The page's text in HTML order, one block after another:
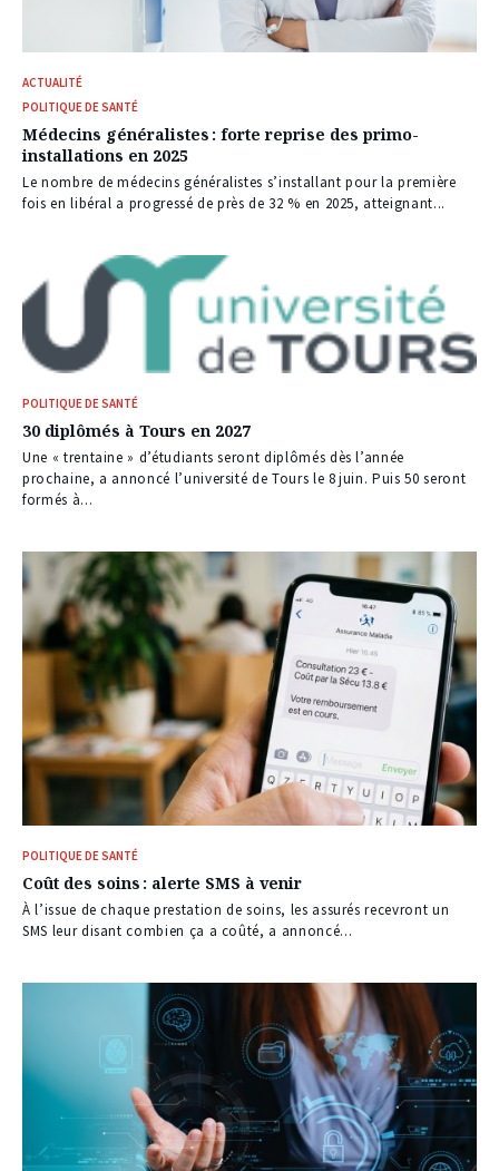
ACTUALITÉ
POLITIQUE DE SANTÉ
Médecins généralistes : forte reprise des primo-
installations en 2025
Le nombre de médecins généralistes s’installant pour la première
fois en libéral a progressé de près de 32 % en 2025, atteignant...
POLITIQUE DE SANTÉ
30 diplômés à Tours en 2027
Une « trentaine » d’étudiants seront diplômés dès l’année
prochaine, a annoncé l’université de Tours le 8 juin. Puis 50 seront
formés à...
POLITIQUE DE SANTÉ
Coût des soins : alerte SMS à venir
À l’issue de chaque prestation de soins, les assurés recevront un
SMS leur disant combien ça a coûté, a annoncé...